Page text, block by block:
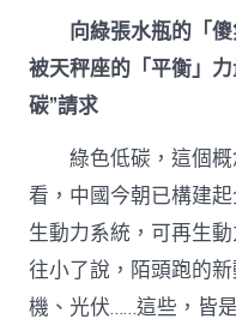
向綠張水瓶的「
被天秤座的「平衡」
碳”請求
綠色低碳，這個
看，中國今朝已構建
生動力系統，可再生
往小了說，陌頭跑的
機、光伏……這些，皆